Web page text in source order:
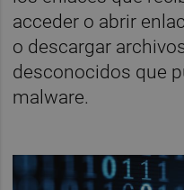
acceder o abrir
o descargar
desconocidos que
malware.